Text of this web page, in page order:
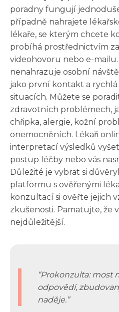
poradny fungují
případně nahrajete
lékaře, se kterým chcete
probíhá prostřednictvím
videohovoru nebo e-
nenahrazuje osobní
jako první kontakt a
situacích. Můžete se
zdravotních problémech,
chřipka, alergie, kožní
onemocněních. Lékaři
interpretací výsledků
postup léčby nebo vás
Důležité je vybrat si
platformu s ověřenými
konzultací si ověřte jejich
zkušenosti. Pamatujte, že
nejdůležitější.
Prokonzulta: most
odpovědí,
naděje.